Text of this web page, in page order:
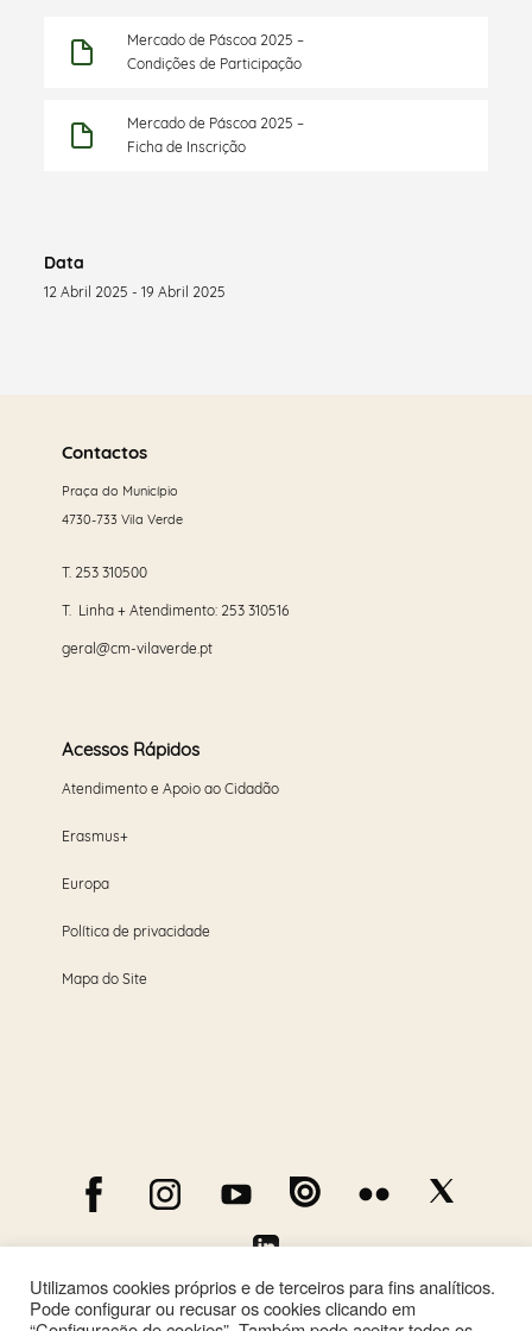
Mercado de Páscoa 2025 –
Condições de Participação
Mercado de Páscoa 2025 –
Ficha de Inscrição
Data
12 Abril 2025 - 19 Abril 2025
maisContactos
Praça do Município
4730-733 Vila Verde
T. 253 310500
T. Linha + Atendimento: 253 310516
geral@cm-vilaverde.pt
Acessos Rápidos
Atendimento e Apoio ao Cidadão
Erasmus+
Europa
Política de privacidade
Mapa do Site
Utilizamos cookies próprios e de terceiros para fins analíticos.
Pode configurar ou recusar os cookies clicando em